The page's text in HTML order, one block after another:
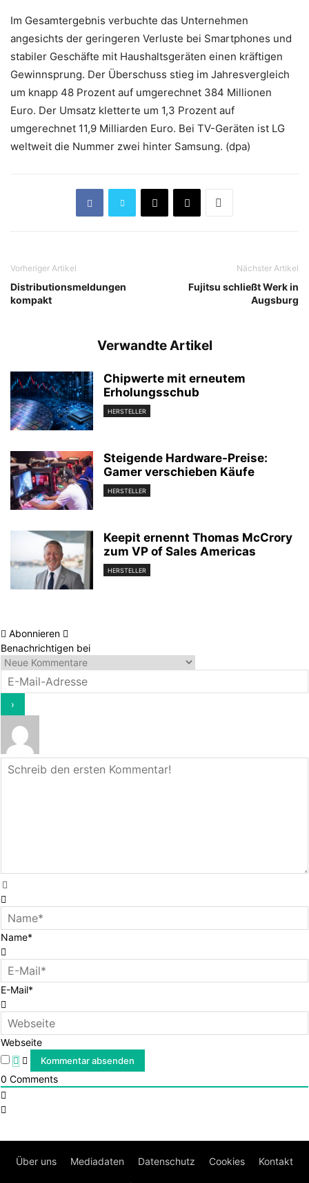
Im Gesamtergebnis verbuchte das Unternehmen
angesichts der geringeren Verluste bei Smartphones und
stabiler Geschäfte mit Haushaltsgeräten einen kräftigen
Gewinnsprung. Der Überschuss stieg im Jahresvergleich
um knapp 48 Prozent auf umgerechnet 384 Millionen
Euro. Der Umsatz kletterte um 1,3 Prozent auf
umgerechnet 11,9 Milliarden Euro. Bei TV-Geräten ist LG
weltweit die Nummer zwei hinter Samsung. (dpa)
Vorheriger Artikel
Distributionsmeldungen
kompakt
Nächster Artikel
Fujitsu schließt Werk in
Augsburg
Verwandte Artikel
Chipwerte mit erneutem
Erholungsschub
HERSTELLER
Steigende Hardware-Preise:
Gamer verschieben Käufe
HERSTELLER
Keepit ernennt Thomas McCrory
zum VP of Sales Americas
HERSTELLER
Abonnieren
Benachrichtigen bei
Name*
E-Mail*
Webseite
0 Comments
Über uns Mediadaten Datenschutz Cookies Kontakt